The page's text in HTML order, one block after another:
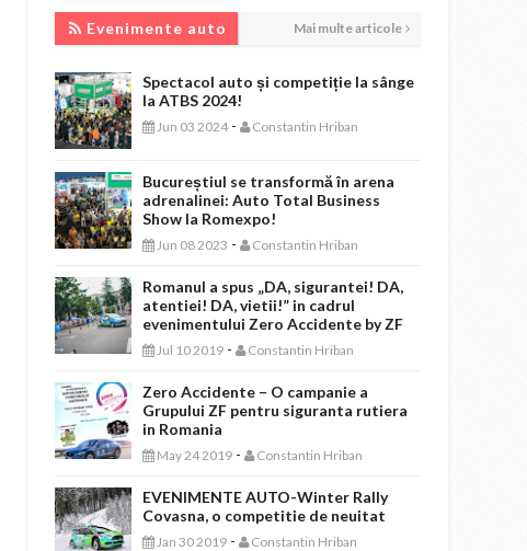
Evenimente auto Mai multe articole
Spectacol auto și competiție la sânge
la ATBS 2024!
Jun 03 2024 - Constantin Hriban
Bucureștiul se transformă în arena
adrenalinei: Auto Total Business
Show la Romexpo!
Jun 08 2023 - Constantin Hriban
Romanul a spus „DA, sigurantei! DA,
atentiei! DA, vietii!” in cadrul
evenimentului Zero Accidente by ZF
Jul 10 2019 - Constantin Hriban
Zero Accidente – O campanie a
Grupului ZF pentru siguranta rutiera
in Romania
May 24 2019 - Constantin Hriban
EVENIMENTE AUTO-Winter Rally
Covasna, o competitie de neuitat
Jan 30 2019 - Constantin Hriban